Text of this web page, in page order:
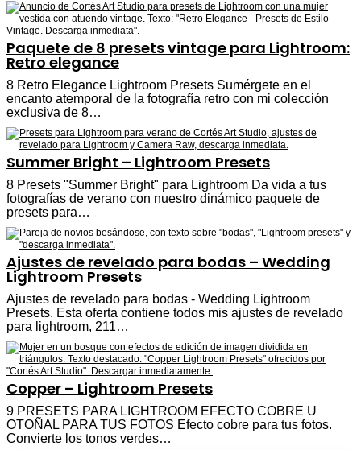
Paquete de 8 presets vintage para Lightroom:
Retro elegance
8 Retro Elegance Lightroom Presets Sumérgete en el
encanto atemporal de la fotografía retro con mi colección
exclusiva de 8…
Summer Bright – Lightroom Presets
8 Presets "Summer Bright" para Lightroom Da vida a tus
fotografías de verano con nuestro dinámico paquete de
presets para…
Ajustes de revelado para bodas – Wedding
Lightroom Presets
Ajustes de revelado para bodas - Wedding Lightroom
Presets. Esta oferta contiene todos mis ajustes de revelado
para lightroom, 211…
Copper – Lightroom Presets
9 PRESETS PARA LIGHTROOM EFECTO COBRE U
OTOÑAL PARA TUS FOTOS Efecto cobre para tus fotos.
Convierte los tonos verdes…